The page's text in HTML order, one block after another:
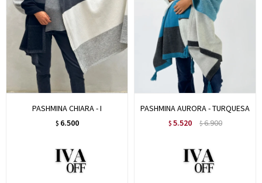
PASHMINA CHIARA - I
$ 6.500
PASHMINA AURORA - TURQUESA
$ 5.520 $6.900